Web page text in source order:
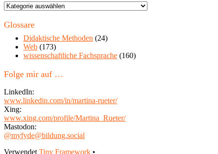
Themen
diesem
Glossare
Didaktische Methoden (24)
Web (173)
wissenschaftliche Fachsprache (160)
Folge mir auf …
LinkedIn:
www.linkedin.com/in/martina-rueter/
Xing:
www.xing.com/profile/Martina_Rueter/
Mastodon:
@myfyde@bildung.social
Verwendet Tiny Framework •